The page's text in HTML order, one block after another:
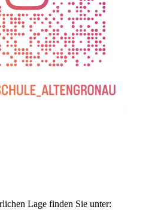
Lage finden Sie unter: